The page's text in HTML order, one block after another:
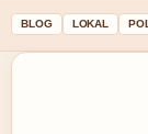
BLOG LOKAL